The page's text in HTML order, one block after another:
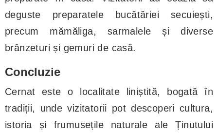
deguste preparatele bucătăriei secuiești,
precum mămăliga, sarmalele și diverse
brânzeturi și gemuri de casă.
Concluzie
Cernat este o localitate liniștită, bogată în
tradiții, unde vizitatorii pot descoperi cultura,
istoria și frumusețile naturale ale Ținutului